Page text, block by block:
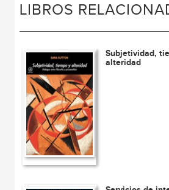
LIBROS
Subjetividad,
alteridad